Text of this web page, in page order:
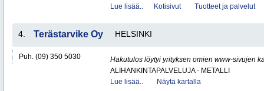
Lue lisää..
Kotisivut Tuotteet ja palvelut
4. Terästarvike Oy HELSINKI
Puh. (09) 350 5030
Hakutulos löytyi yrityksen omien www-sivujen
ALIHANKINTAPALVELUJA - METALLI
Lue lisää..
Näytä kartalla